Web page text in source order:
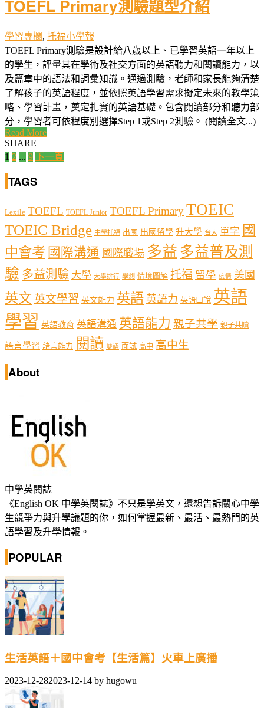
TOEFL Primary測驗題型介紹
學習專欄, 托福小學報
TOEFL Primary測驗是設計給八歲以上、已學習英語一年以上
的學生，評量其在學術及社交方面的英語聽力和閱讀能力，以
及篇章中的語法和詞彙知識。通過測驗，老師和家長能夠清楚
了解孩子的英語程度，並依照英語學習需求擬定未來的教學策
略、學習計畫，奠定扎實的英語基礎。包含閱讀部分和聽力部
分，學習者可依程度別選擇Step 1或Step 2測驗。 (閱讀全文...)
Read More
SHARE
文
章
頁
1 2 ... 9 下一頁
TAGS
Lexile TOEFL TOEFL Junior TOEFL PrimaryTOEIC
TOEIC Bridge 中學托福 出國 出國留學 升大學 台大 單字 國
中會考 國際溝通 國際職場 多益 多益普及測
驗 多益測驗 大學 大學排行 學測 情境圖解 托福 留學 疫情 美國
英文 英文學習 英文能力 英語 英語力 英語口說 英語
學習 英語教育 英語溝通 英語能力 親子共學 親子共讀
語言學習 語言能力 閱讀 雙語 面試 高中 高中生
About
中學英閱誌
《English OK 中學英閱誌》不只是學英文，還想告訴關心中學
生競爭力與升學議題的你，如何掌握最新、最活、最熱門的英
語學習及升學情報。
POPULAR
生活英語＋國中會考【生活篇】火車上廣播
2023-12-282023-12-14 by hugowu